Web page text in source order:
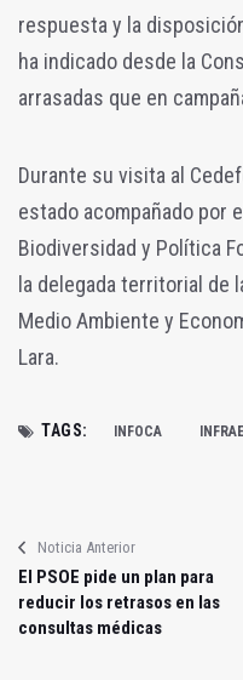
respuesta y la
ha indicado desde la
arrasadas que en
Durante su visita al
estado acompañado por
Biodiversidad y Política
la delegada territorial de
Medio Ambiente y
Lara.
TAGS: INFOCA
Noticia Anterior
El PSOE pide un plan para
reducir los retrasos en las
consultas médicas